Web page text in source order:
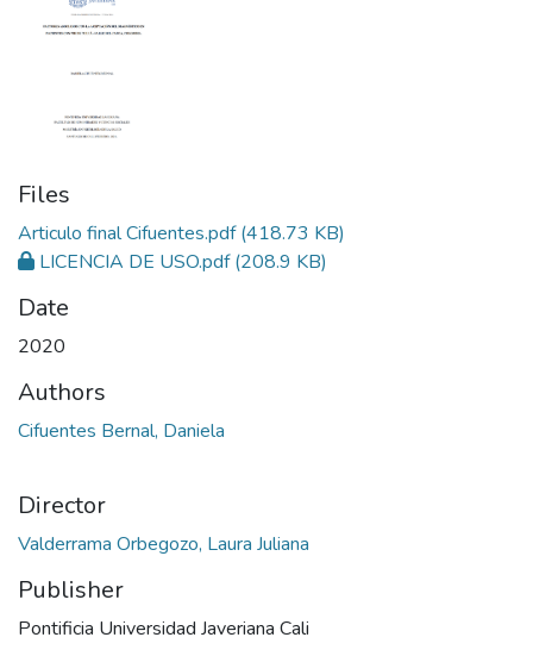
Files
Articulo final Cifuentes.pdf(418.73 KB)
LICENCIA DE USO.pdf(208.9 KB)
Date
2020
Authors
Cifuentes Bernal, Daniela
Director
Valderrama Orbegozo, Laura Juliana
Publisher
Pontificia Universidad Javeriana Cali